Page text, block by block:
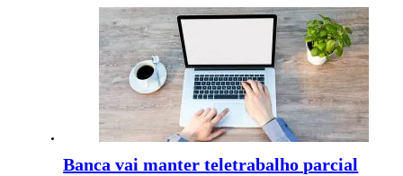
Banca vai manter teletrabalho parcial